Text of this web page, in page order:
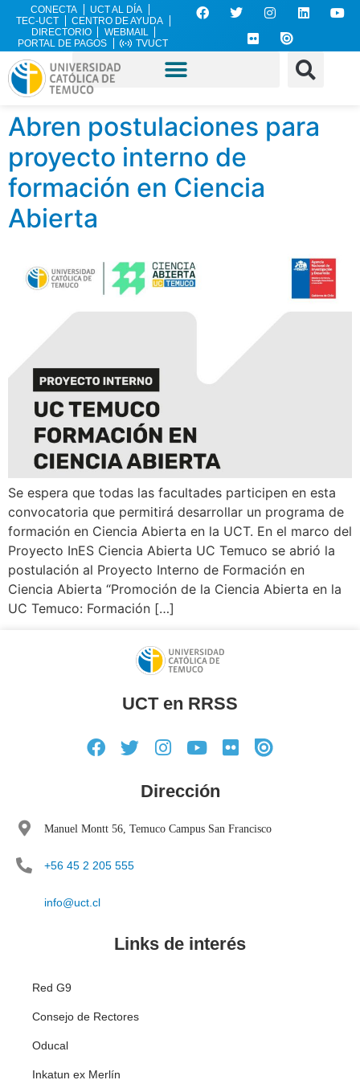
CONECTA
UCT AL DÍA
TEC-UCT
CENTRO DE AYUDA
DIRECTORIO
WEBMAIL
PORTAL DE PAGOS
TVUCT
Abren postulaciones para
proyecto interno de
formación en Ciencia
Abierta
Se espera que todas las facultades participen en esta
convocatoria que permitirá desarrollar un programa de
formación en Ciencia Abierta en la UCT. En el marco del
Proyecto InES Ciencia Abierta UC Temuco se abrió la
postulación al Proyecto Interno de Formación en
Ciencia Abierta “Promoción de la Ciencia Abierta en la
UC Temuco: Formación […]
UCT en RRSS
Dirección
Manuel Montt 56, Temuco Campus San Francisco
+56 45 2 205 555
info@uct.cl
Links de interés
Red G9
Consejo de Rectores
Oducal
Inkatun ex Merlín